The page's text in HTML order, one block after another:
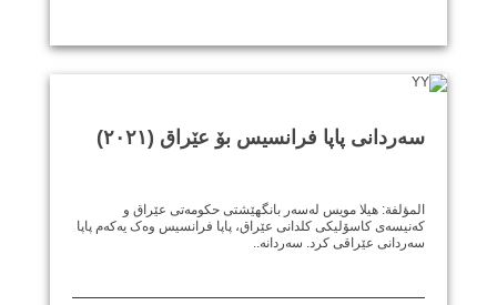
سەردانی پاپا فرانسیس بۆ عێراق (٢٠٢١)
المؤلفة: هيلا مويس لەسەر بانگهێشتی حکومەتی عێراق و
کەنیسەی کاسۆلیکی کلدانی عێراق، پاپا فرانسیس وەک یەکەم پاپا
سەردانی عێراقی کرد. سەردانە..